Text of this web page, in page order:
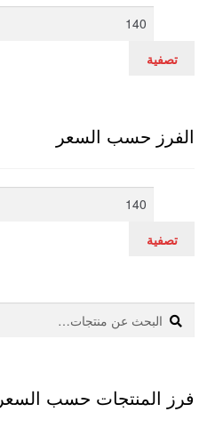
أدنى
تصفية
الفرز حسب السعر
أدنى
تصفية
البحث
عن:
بحث
فرز المنتجات حسب السعر